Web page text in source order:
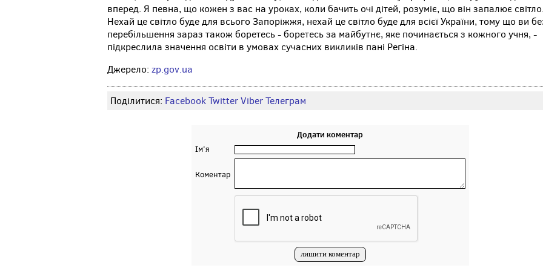
вперед. Я певна, що кожен з вас на уроках, коли бачить очі дітей, розуміє, що він запалює
Нехай це світло буде для всього Запоріжжя, нехай це світло буде для всієї України, тому що ви
перебільшення зараз також боретесь - боретесь за майбутнє, яке починається з кожного учня, -
підкреслила значення освіти в умовах сучасних викликів пані Регіна.
Джерело: zp.gov.ua
Поділитися: FacebookTwitterViberТелеграм
Додати коментар
Ім'я
Коментар